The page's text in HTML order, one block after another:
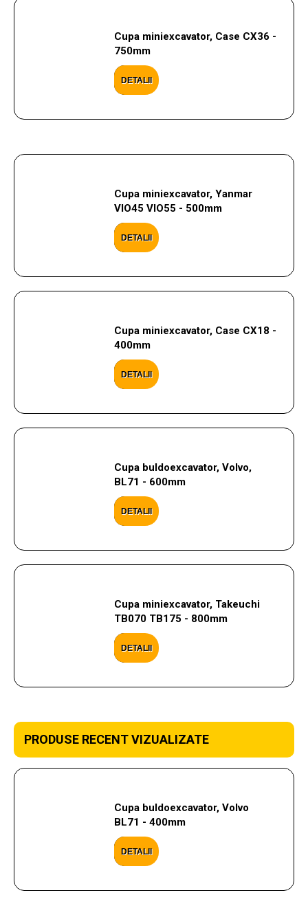
Cupa miniexcavator, Case CX36 -
750mm
DETALII
Cupa miniexcavator, Yanmar
VIO45 VIO55 - 500mm
DETALII
Cupa miniexcavator, Case CX18 -
400mm
DETALII
Cupa buldoexcavator, Volvo,
BL71 - 600mm
DETALII
Cupa miniexcavator, Takeuchi
TB070 TB175 - 800mm
DETALII
PRODUSE RECENT VIZUALIZATE
Cupa buldoexcavator, Volvo
BL71 - 400mm
DETALII